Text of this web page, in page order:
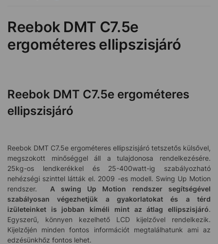
Reebok DMT C7.5e
ergométeres ellipszisjáró
Reebok DMT C7.5e ergométeres
ellipszisjáró
Reebok DMT C7.5e ergométeres ellipszisjáró tetszetős külsővel,
megszokott minőséggel áll a tulajdonosa rendelkezésére.
25kg-os lendkerékkel és 25-400watt-ig szabályozható
nehézségi szinttel látták el. 2009 -es modell. Swing Up Motion
rendszer. A swing Up Motion rendszer segítségével
szabályosan végezhetjük a gyakorlatokat és a térd
izületeinket is jobban kíméli mint az átlag ellipszisjáró.
Egyszerű, könnyen kezelhető LCD kijelzővel rendelkezik.
Kijelzőjén minden fontos információt megtalálhatunk ami az
edzésünkhőz fontos lehet.